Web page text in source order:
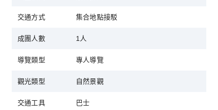
交通方式 集合地點接駁
成團人數 1人
導覽類型 專人導覽
觀光類型 自然景觀
交通工具 巴士